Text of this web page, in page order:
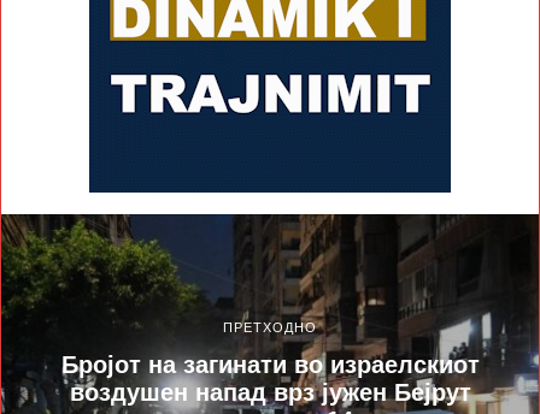
ПРЕТХОДНО
Бројот на загинати во израелскиот
воздушен напад врз јужен Бејрут